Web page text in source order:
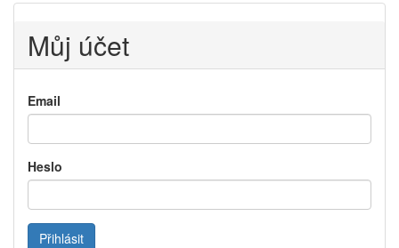
Můj účet
Email
Heslo